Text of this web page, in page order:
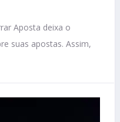
Aposta deixa o
suas apostas. Assim,